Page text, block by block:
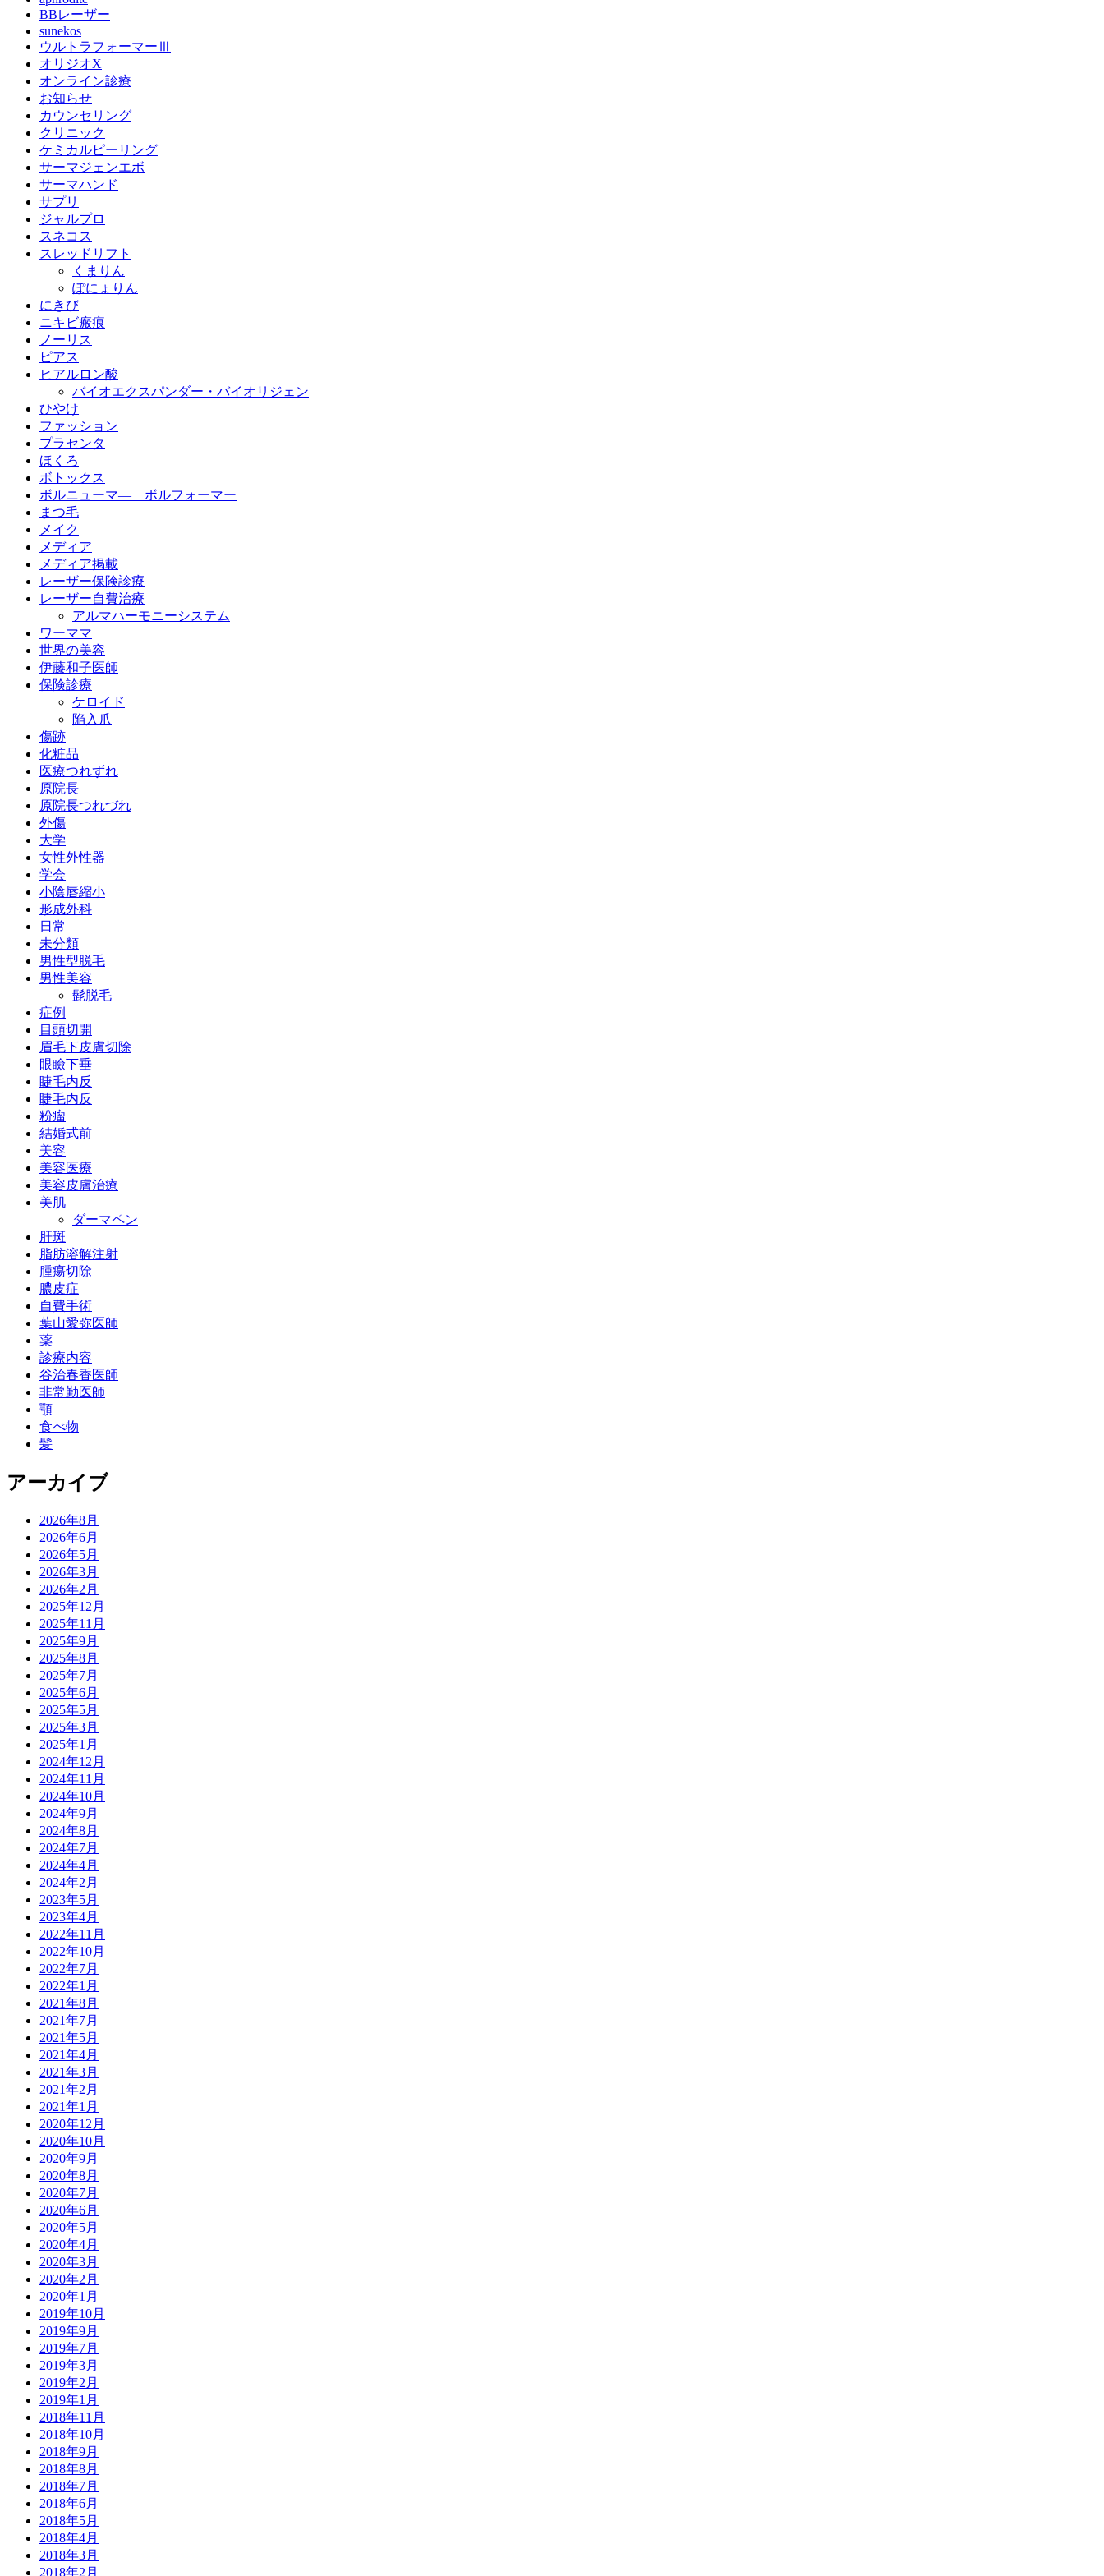
BBレーザー
sunekos
ウルトラフォーマーⅢ
オリジオX
オンライン診療
お知らせ
カウンセリング
クリニック
ケミカルピーリング
サーマジェンエボ
サーマハンド
サプリ
ジャルプロ
スネコス
スレッドリフト
くまりん
ぽにょりん
にきび
ニキビ瘢痕
ノーリス
ピアス
ヒアルロン酸
バイオエクスパンダー・バイオリジェン
ひやけ
ファッション
プラセンタ
ほくろ
ボトックス
ボルニューマ― ボルフォーマー
まつ毛
メイク
メディア
メディア掲載
レーザー保険診療
レーザー自費治療
アルマハーモニーシステム
ワーママ
世界の美容
伊藤和子医師
保険診療
ケロイド
陥入爪
傷跡
化粧品
医療つれずれ
原院長
原院長つれづれ
外傷
大学
女性外性器
学会
小陰唇縮小
形成外科
日常
未分類
男性型脱毛
男性美容
髭脱毛
症例
目頭切開
眉毛下皮膚切除
眼瞼下垂
睫毛内反
睫毛内反
粉瘤
結婚式前
美容
美容医療
美容皮膚治療
美肌
ダーマペン
肝斑
脂肪溶解注射
腫瘍切除
膿皮症
自費手術
葉山愛弥医師
薬
診療内容
谷治春香医師
非常勤医師
顎
食べ物
髪
アーカイブ
2026年8月
2026年6月
2026年5月
2026年3月
2026年2月
2025年12月
2025年11月
2025年9月
2025年8月
2025年7月
2025年6月
2025年5月
2025年3月
2025年1月
2024年12月
2024年11月
2024年10月
2024年9月
2024年8月
2024年7月
2024年4月
2024年2月
2023年5月
2023年4月
2022年11月
2022年10月
2022年7月
2022年1月
2021年8月
2021年7月
2021年5月
2021年4月
2021年3月
2021年2月
2021年1月
2020年12月
2020年10月
2020年9月
2020年8月
2020年7月
2020年6月
2020年5月
2020年4月
2020年3月
2020年2月
2020年1月
2019年10月
2019年9月
2019年7月
2019年3月
2019年2月
2019年1月
2018年11月
2018年10月
2018年9月
2018年8月
2018年7月
2018年6月
2018年5月
2018年4月
2018年3月
2018年2月